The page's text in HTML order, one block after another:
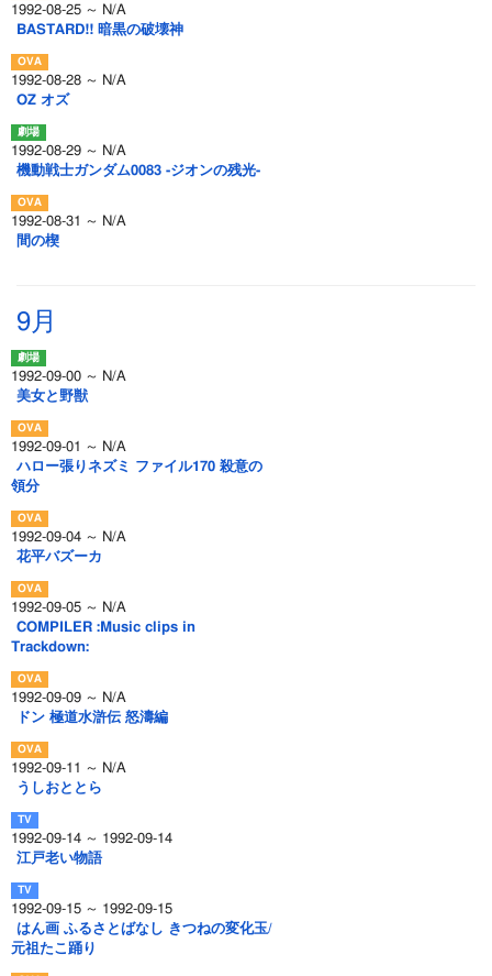
1992-08-25 ～ N/A
BASTARD!! 暗黒の破壊神
1992-08-28 ～ N/A
OZ オズ
1992-08-29 ～ N/A
機動戦士ガンダム0083 -ジオンの残光-
1992-08-31 ～ N/A
間の楔
9月
1992-09-00 ～ N/A
美女と野獣
1992-09-01 ～ N/A
ハロー張りネズミ ファイル170 殺意の
領分
1992-09-04 ～ N/A
花平バズーカ
1992-09-05 ～ N/A
COMPILER :Music clips in
Trackdown:
1992-09-09 ～ N/A
ドン 極道水滸伝 怒濤編
1992-09-11 ～ N/A
うしおととら
1992-09-14 ～ 1992-09-14
江戸老い物語
1992-09-15 ～ 1992-09-15
はん画 ふるさとばなし きつねの変化玉/
元祖たこ踊り